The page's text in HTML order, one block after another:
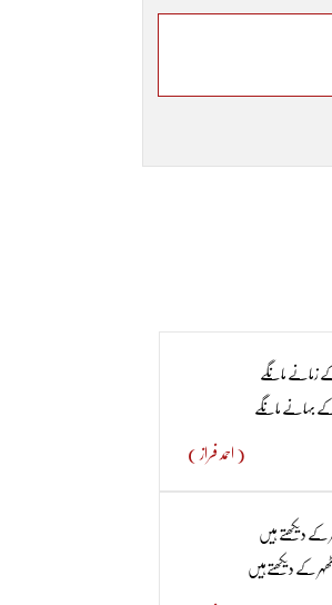
زمانے مانگے
بہانے مانگے
( احمد فراز )
کے دیکھتے ہیں
کے دیکھتےہیں